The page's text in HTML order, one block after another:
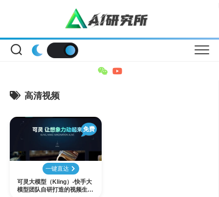
高清视频
免费
一键直达
可灵大模型（Kling）-快手大
模型团队自研打造的视频生成